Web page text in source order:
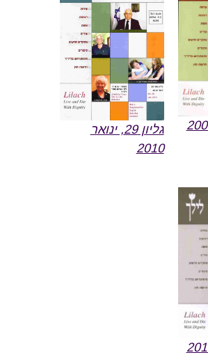
גליון 29, ינואר
2010